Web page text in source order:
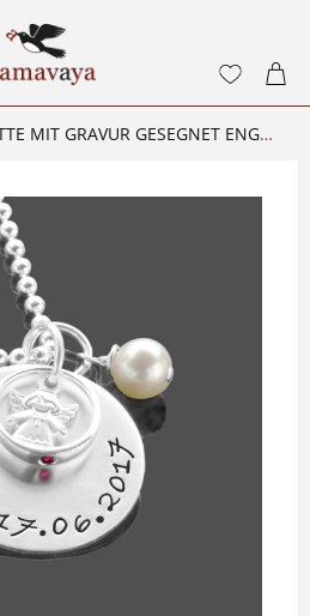
TAUFKETTE MIT GRAVUR GESEGNET ENGELCHEN 925 SILBER TAUFSCHMUCK TAUFRING